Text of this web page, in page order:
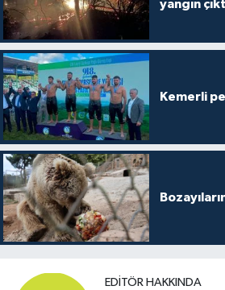
yangın
Kemerli
EDITÖR HAKKINDA